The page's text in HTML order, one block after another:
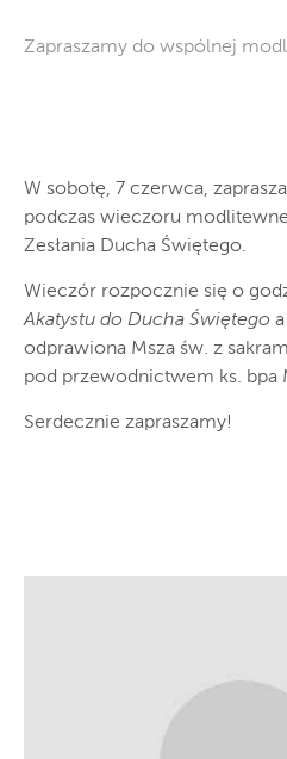
Zapraszamy do wspólnej
W sobotę, 7 czerwca,
podczas wieczoru
Zesłania Ducha Świętego.
Wieczór rozpocznie się o
Akatystu do Ducha Świętego
odprawiona Msza św. z
pod przewodnictwem ks. bpa
Serdecznie zapraszamy!